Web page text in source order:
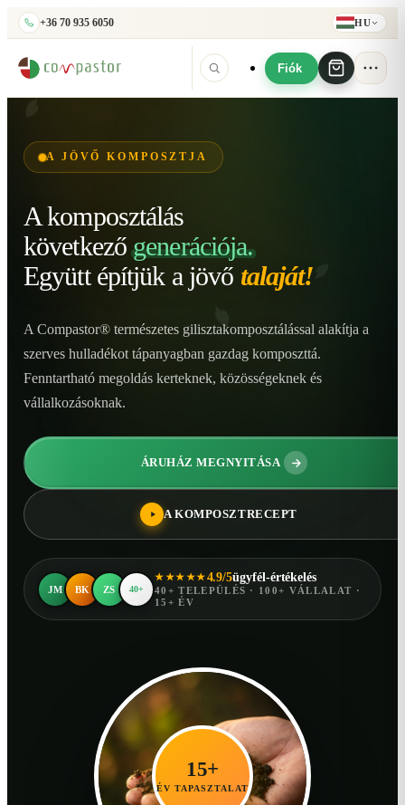
+36 70 935 6050 HU
Fiók
A JÖVŐ KOMPOSZTJA
A komposztálás
következő generációja.
Együtt építjük a jövő talaját!
A Compastor® természetes gilisztakomposztálással alakítja a
szerves hulladékot tápanyagban gazdag komposzttá.
Fenntartható megoldás kerteknek, közösségeknek és
vállalkozásoknak.
ÁRUHÁZ MEGNYITÁSA
A KOMPOSZTRECEPT
JM BK ZS 40+
★★★★★4.9/5ügyfél-értékelés
40+ TELEPÜLÉS · 100+ VÁLLALAT ·
15+ ÉV
15+
ÉV TAPASZTALAT